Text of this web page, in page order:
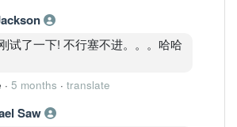
试了一下! 不行塞不进。。。哈哈
· 5 months · translate
Saw